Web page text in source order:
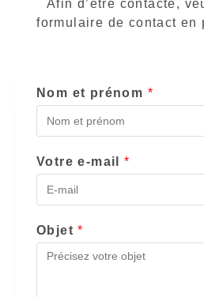
Afin d’être contacté,
formulaire de contact en
Nom et prénom *
Votre e-mail*
Objet*